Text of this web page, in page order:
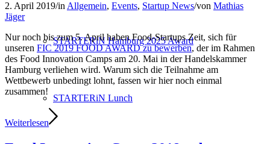
STARTERiN Hamburg 2025 Award
STARTERiN Lunch
2. April 2019/in Allgemein, Events, Startup News/von Mathias
Jäger
Nur noch bis zum 5. April haben Food-Startups Zeit, sich für
unseren FIC 2019 FOOD AWARD zu bewerben, der im Rahmen
des Food Innovation Camps am 20. Mai in der Handelskammer
Hamburg verliehen wird. Warum sich die Teilnahme am
Wettbewerb unbedingt lohnt, fassen wir hier noch einmal
zusammen!
Weiterlesen